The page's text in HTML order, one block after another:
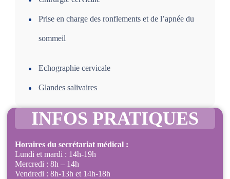
Prise en charge des ronflements et de l’apnée du
sommeil
Echographie cervicale
Glandes salivaires
INFOS PRATIQUES
Horaires du secrétariat médical :
Lundi et mardi : 14h-19h
Mercredi : 8h – 14h
Vendredi : 8h-13h et 14h-18h